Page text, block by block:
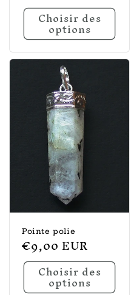
habituel
Choisir des
options
Pointe polie
Prix
habituel
€9,00 EUR
Choisir des
options